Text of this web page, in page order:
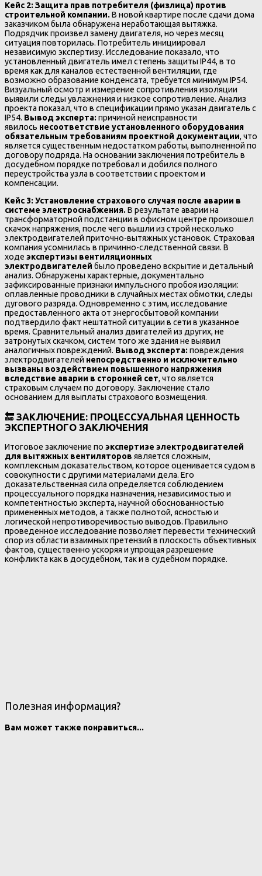
Кейс 2: Защита прав потребителя (физлица) против
строительной компании.В новой квартире после сдачи дома
заказчиком была обнаружена неработающая вытяжка.
Подрядчик произвел замену двигателя, но через месяц
ситуация повторилась. Потребитель инициировал
независимую экспертизу. Исследование показало, что
установленный двигатель имел степень защиты IP44, в то
время как для каналов естественной вентиляции, где
возможно образование конденсата, требуется минимум IP54.
Визуальный осмотр и измерение сопротивления изоляции
выявили следы увлажнения и низкое сопротивление. Анализ
проекта показал, что в спецификации прямо указан двигатель с
IP54. Вывод эксперта:причиной неисправности
явилось несоответствие установленного оборудования
обязательным требованиям проектной документации, что
является существенным недостатком работы, выполненной по
договору подряда. На основании заключения потребитель в
досудебном порядке потребовал и добился полного
переустройства узла в соответствии с проектом и
компенсации.
Кейс 3: Установление страхового случая после аварии в
системе электроснабжения.В результате аварии на
трансформаторной подстанции в офисном центре произошел
скачок напряжения, после чего вышли из строй несколько
электродвигателей приточно-вытяжных установок. Страховая
компания усомнилась в причинно-следственной связи. В
ходе экспертизы вентиляционных
электродвигателей было проведено вскрытие и детальный
анализ. Обнаружены характерные, документально
зафиксированные признаки импульсного пробоя изоляции:
оплавленные проводники в случайных местах обмотки, следы
дугового разряда. Одновременно с этим, исследование
предоставленного акта от энергосбытовой компании
подтвердило факт нештатной ситуации в сети в указанное
время. Сравнительный анализ двигателей из других, не
затронутых скачком, систем того же здания не выявил
аналогичных повреждений. Вывод эксперта:повреждения
электродвигателей непосредственно и исключительно
вызваны воздействием повышенного напряжения
вследствие аварии в сторонней сет, что является
страховым случаем по договору. Заключение стало
основанием для выплаты страхового возмещения.
🔚 ЗАКЛЮЧЕНИЕ: ПРОЦЕССУАЛЬНАЯ ЦЕННОСТЬ
ЭКСПЕРТНОГО ЗАКЛЮЧЕНИЯ
Итоговое заключение по экспертизе электродвигателей
для вытяжных вентиляторов является сложным,
комплексным доказательством, которое оценивается судом в
совокупности с другими материалами дела. Его
доказательственная сила определяется соблюдением
процессуального порядка назначения, независимостью и
компетентностью эксперта, научной обоснованностью
примененных методов, а также полнотой, ясностью и
логической непротиворечивостью выводов. Правильно
проведенное исследование позволяет перевести технический
спор из области взаимных претензий в плоскость объективных
фактов, существенно ускоряя и упрощая разрешение
конфликта как в досудебном, так и в судебном порядке.
Полезная информация?
Вам может также понравиться...